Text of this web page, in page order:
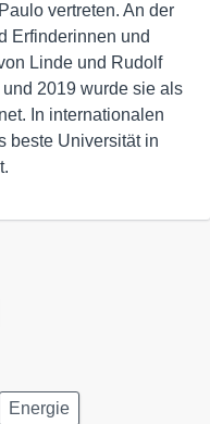
vertreten. An der
Erfinderinnen und
Linde und Rudolf
2019 wurde sie als
In internationalen
beste Universität in
Energie